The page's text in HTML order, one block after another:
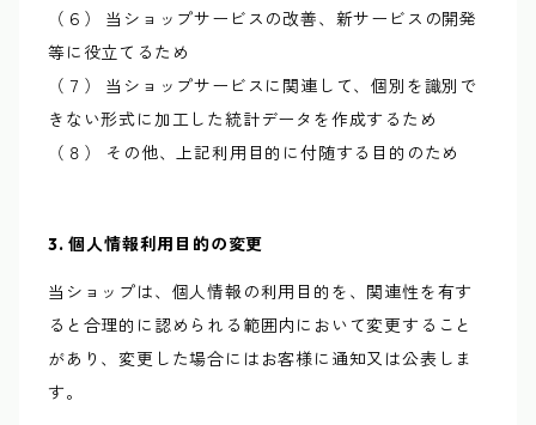
（６） 当ショップサービスの改善、新サービスの開発
等に役立てるため
（７） 当ショップサービスに関連して、個別を識別で
きない形式に加工した統計データを作成するため
（８） その他、上記利用目的に付随する目的のため
3. 個人情報利用目的の変更
当ショップは、個人情報の利用目的を、関連性を有す
ると合理的に認められる範囲内において変更すること
があり、変更した場合にはお客様に通知又は公表しま
す。